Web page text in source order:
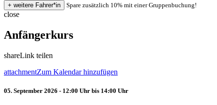
Spare zusätzlich 10% mit einer Gruppenbuchung!
close
Anfängerkurs
shareLink teilen
attachmentZum Kalendar hinzufügen
05. September 2026 - 12:00 Uhr bis 14:00 Uhr